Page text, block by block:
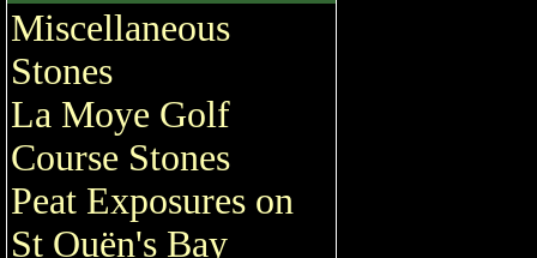
Miscellaneous
Stones
La Moye Golf
Course Stones
Peat Exposures on
St Ouën's Bay